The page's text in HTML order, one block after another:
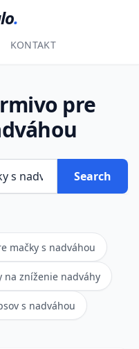
.
KONTAKT
pre
Search
mačky s nadváhou
na zníženie nadváhy
s nadváhou